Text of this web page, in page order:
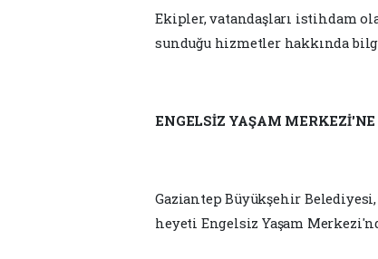
Ekipler, vatandaşları istihdam
sunduğu hizmetler hakkında
ENGELSİZ YAŞAM
Gaziantep Büyükşehir
heyeti Engelsiz Yaşam